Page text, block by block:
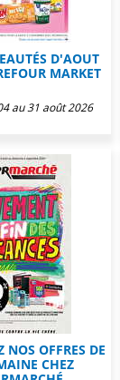
D'AOUT
MARKET
au 31 août 2026
NOS OFFRES DE
CHEZ